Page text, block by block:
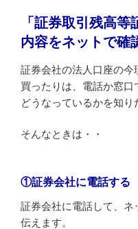
「証券取引残高
内容をネットで確
証券会社の法人口座の今
買ったりは、電話か窓
どうなっているかを知り
そんなときは・・
①証券会社に電話する
証券会社に電話して、
伝えます。